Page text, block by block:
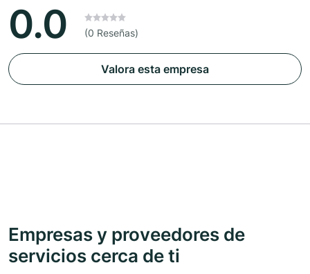
0.0 (0 Reseñas)
Valora esta empresa
Empresas y proveedores de
servicios cerca de ti